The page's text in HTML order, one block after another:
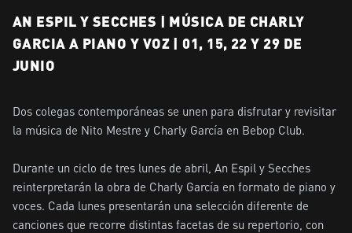
AN ESPIL Y SECCHES | MÚSICA DE CHARLY
GARCIA A PIANO Y VOZ | 01, 15, 22 Y 29 DE
JUNIO
Dos colegas contemporáneas se unen para disfrutar y revisitar
la música de Nito Mestre y Charly García en Bebop Club.
Durante un ciclo de tres lunes de abril, An Espil y Secches
reinterpretarán la obra de Charly García en formato de piano y
voces. Cada lunes presentarán una selección diferente de
canciones que recorre distintas facetas de su repertorio, con